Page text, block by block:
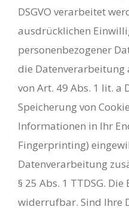
DSGVO verarbeitet
ausdrücklichen
personenbezogener
die
von Art. 49 Abs. 1 lit. a
Speicherung von
Informationen in Ihr
Fingerprinting)
Datenverarbeitung
§ 25 Abs. 1 TTDSG.
widerrufbar. Sind Ihre